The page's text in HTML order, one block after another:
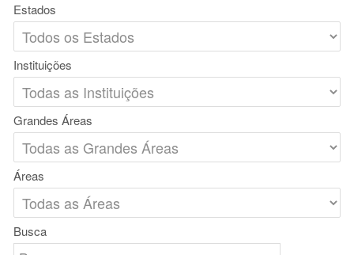
Estados
Instituições
Grandes Áreas
Áreas
Busca